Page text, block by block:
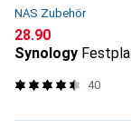
NAS Zubehör
CHF
28.90
Synology
40